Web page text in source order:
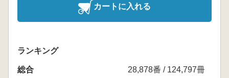
カートに入れる
ランキング
総合
28,878番 / 124,797冊